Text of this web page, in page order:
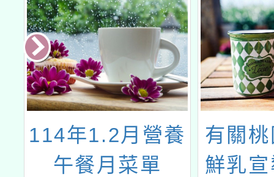
114年1.2月營養
午餐月菜單
有關
鮮乳